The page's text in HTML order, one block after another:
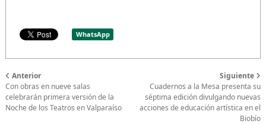
WhatsApp
Anterior
Con obras en nueve salas
celebrarán primera versión de la
Noche de los Teatros en Valparaíso
Siguiente
Cuadernos a la Mesa presenta su
séptima edición divulgando nuevas
acciones de educación artística en el
Biobío